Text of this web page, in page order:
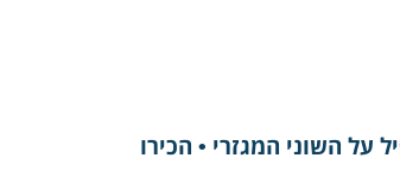
השוני המגזרי • הכירו